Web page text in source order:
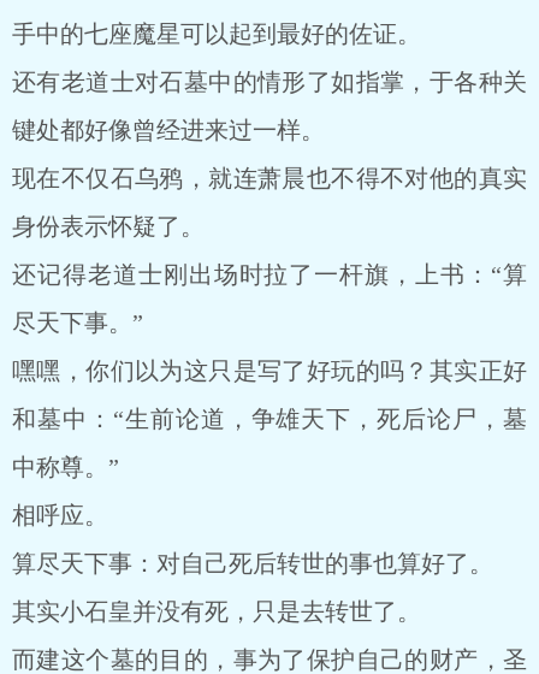
手中的七座魔星可以起到最好的佐证。
还有老道士对石墓中的情形了如指掌，于各种关
键处都好像曾经进来过一样。
现在不仅石乌鸦，就连萧晨也不得不对他的真实
身份表示怀疑了。
还记得老道士刚出场时拉了一杆旗，上书：“算
尽天下事。”
嘿嘿，你们以为这只是写了好玩的吗？其实正好
和墓中：“生前论道，争雄天下，死后论尸，墓
中称尊。”
相呼应。
算尽天下事：对自己死后转世的事也算好了。
其实小石皇并没有死，只是去转世了。
而建这个墓的目的，事为了保护自己的财产，圣